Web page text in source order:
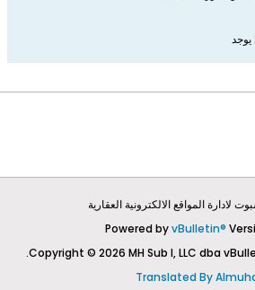
يوجد
لادارة المواقع الالكترونية العقارية
Powered byvBulletin®
Copyright © 2026 MH Sub I, LLC dba
Translated By